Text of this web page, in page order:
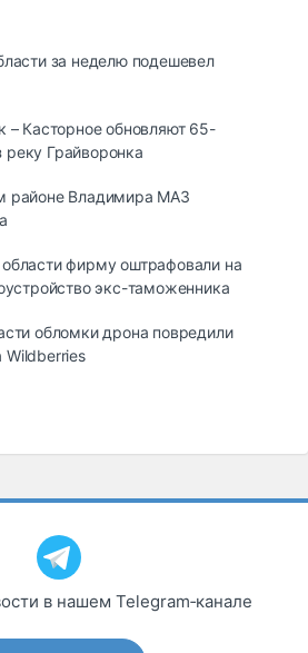
за неделю подешевел
– Касторное обновляют 65-
Грайворонка
районе Владимира МАЗ
фирму оштрафовали на
экс-таможенника
обломки дрона повредили
Wildberries
в нашем Telegram‑канале